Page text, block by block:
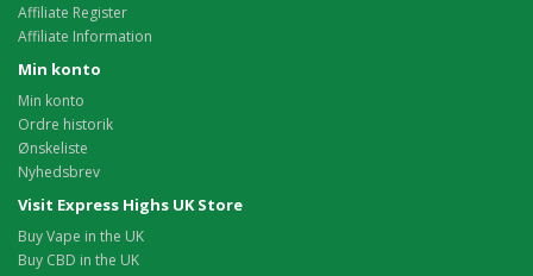
Affiliate Register
Affiliate Information
Min konto
Min konto
Ordre historik
Ønskeliste
Nyhedsbrev
Visit Express Highs UK Store
Buy Vape in the UK
Buy CBD in the UK